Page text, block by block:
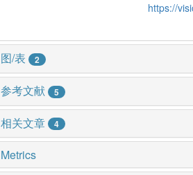
https://
图/表 2
参考文献 5
相关文章 4
Metrics